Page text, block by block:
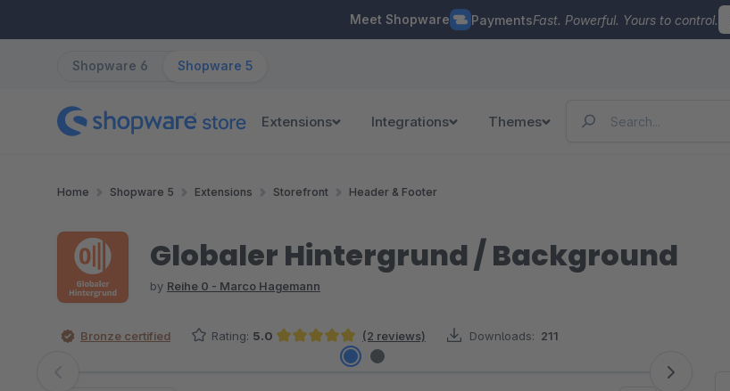
Meet Shopware PaymentsFast. Powerful. Yours to control.
Shopware 6 Shopware 5
Extensions Integrations Themes
Home Shopware 5 Extensions Storefront Header & Footer
Globaler Hintergrund / Background
by Reihe 0 - Marco Hagemann
Bronze certified Rating: 5.0
Average rating of 5 out of 5 stars
(2 reviews) Downloads: 211
Skip image gallery